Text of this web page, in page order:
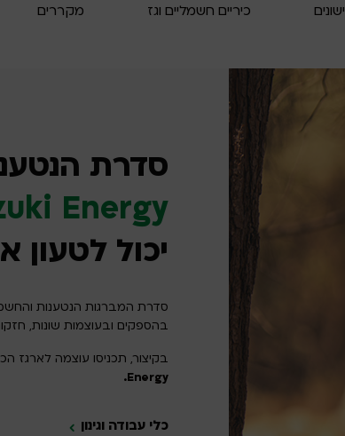
כיריים חשמליים וגז מקררים
סדרת
Energy
יכול לטעון
סדרת המברגות הנטענות
בהספקים ובעוצמות שונות,
בקיצור, תכניסו עוצמה
Energy.
כלי עבודה וגינון